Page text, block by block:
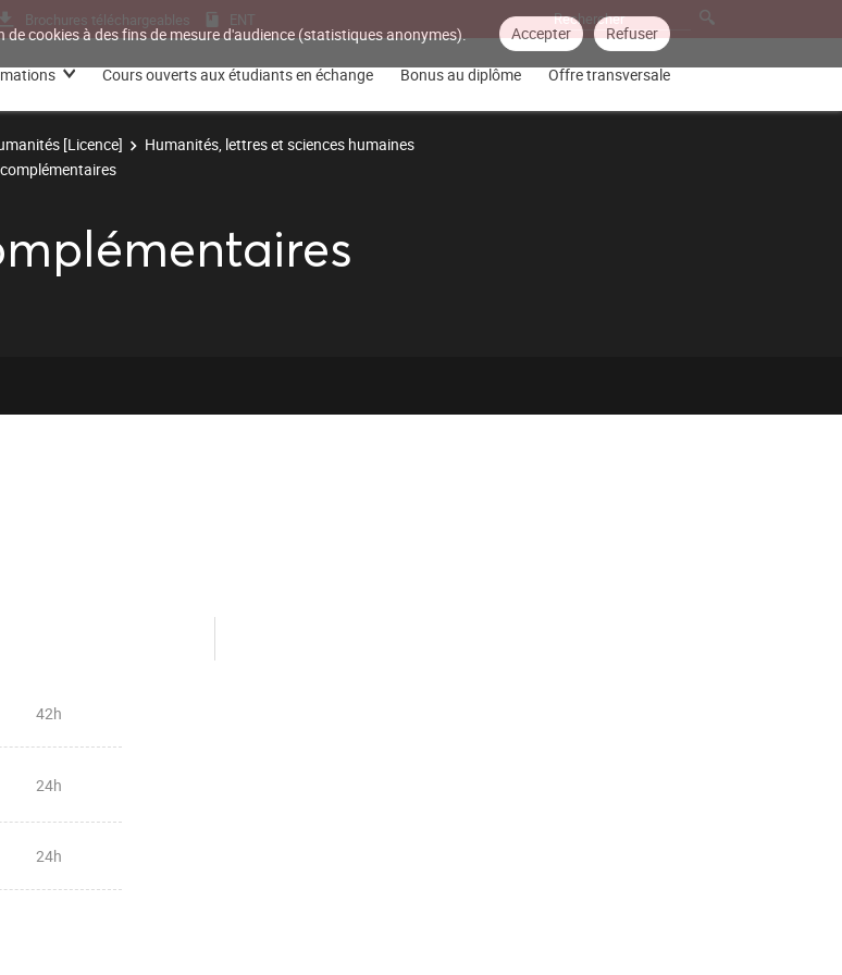
cookies à des fins de mesure d'audience (statistiques anonymes). Accepter Refuser
Brochures téléchargeables ENT
Cours ouverts aux étudiants en échange Bonus au diplôme Offre transversale
[Licence]
Humanités, lettres et sciences humaines
42h
24h
24h